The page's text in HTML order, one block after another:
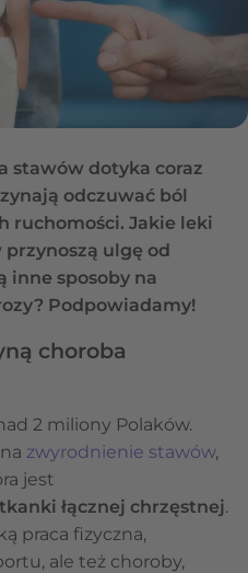
stawów dotyka coraz
odczuwać ból
ruchomości. Jakie leki
ulgę od
inne sposoby na
Podpowiadamy!
choroba
2 miliony Polaków.
zwyrodnienie stawów,
jest
łącznej chrzęstnej.
praca fizyczna,
ale też choroby,